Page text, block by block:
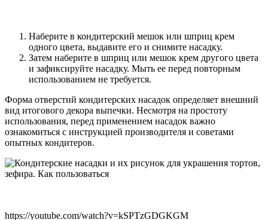
Наберите в кондитерский мешок или шприц крем
одного цвета, выдавите его и снимите насадку.
Затем наберите в шприц или мешок крем другого цвета
и зафиксируйте насадку. Мыть ее перед повторным
использованием не требуется.
Форма отверстий кондитерских насадок определяет внешний
вид итогового декора выпечки. Несмотря на простоту
использования, перед применением насадок важно
ознакомиться с инструкцией производителя и советами
опытных кондитеров.
https://youtube.com/watch?v=kSPTzGDGKGM